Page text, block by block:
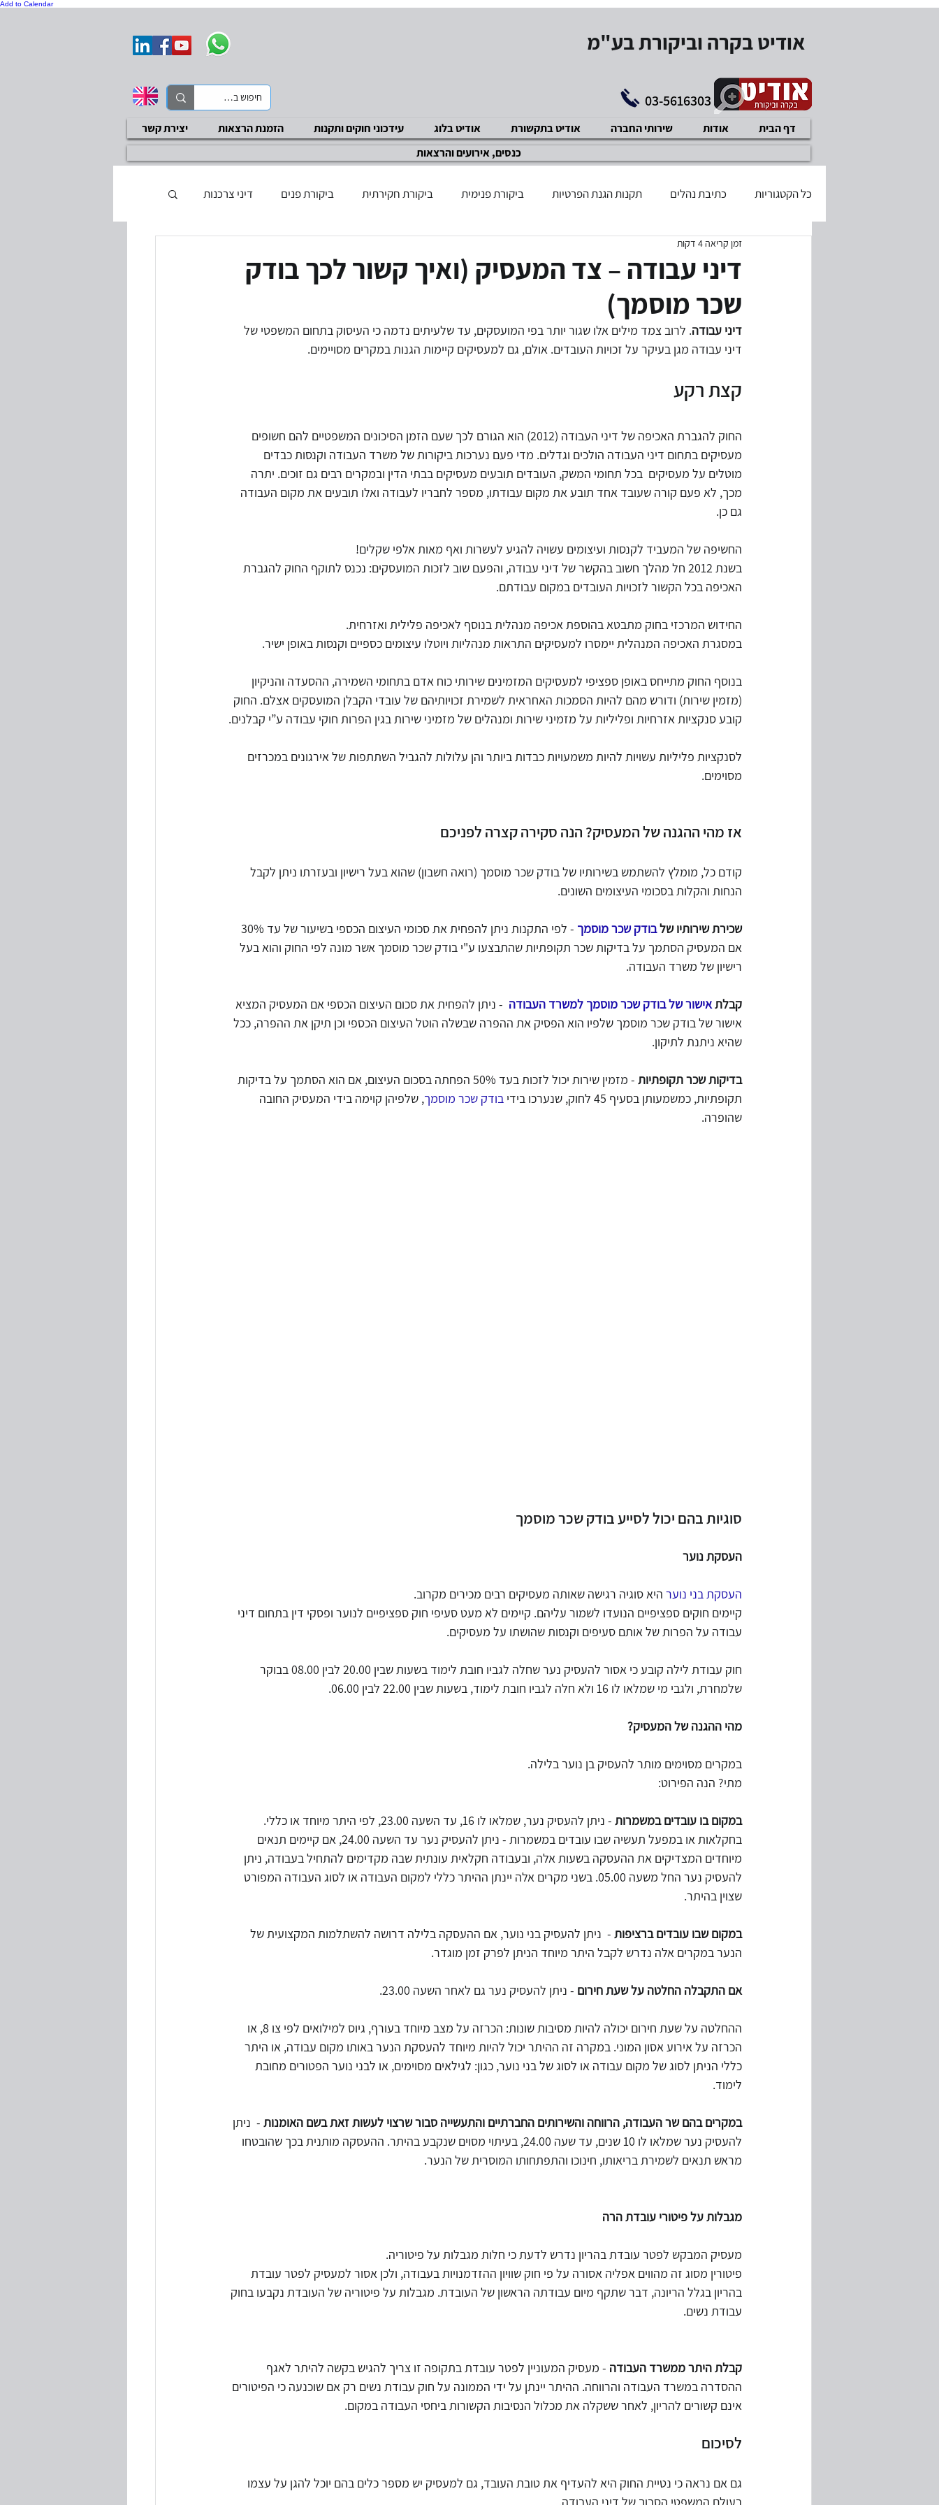
Add to Calendar
אודיט בקרה וביקורת בע"מ
03-5616303
דף הבית אודות שירותי החברה אודיט בתקשורת אודיט בלוג עידכוני חוקים ותקנות הזמנת הרצאות
יצירת קשר
כנסים, אירועים והרצאות
כל הקטגוריות כתיבת נהלים תקנות הגנת הפרטיות ביקורת פנימית ביקורת חקירתית ביקורת פנים דיני צרכנות
בודק שכר מוסמך דיני עבודה
תוכנית עיסקית איזון משאבים
ביקורת מערכות מידע מסחר אלקטרוני עורך דין דיני צרכנות
דיני עבודה – צד המעסיק (ואיך קשור לכך בודק
שכר מוסמך)
זמן קריאה 4 דקות
דיני עבודה. לרוב צמד מילים אלו שגור יותר בפי המועסקים, עד שלעיתים נדמה כי העיסוק בתחום המשפטי של
דיני עבודה מגן בעיקר על זכויות העובדים. אולם, גם למעסיקים קיימות הגנות במקרים מסויימים.
קצת רקע
החוק להגברת האכיפה של דיני העבודה (2012) הוא הגורם לכך שעם הזמן הסיכונים המשפטיים להם חשופים
מעסיקים בתחום דיני העבודה הולכים וגדלים. מדי פעם נערכות ביקורות של משרד העבודה וקנסות כבדים
מוטלים על מעסיקים  בכל תחומי המשק, העובדים תובעים מעסיקים בבתי הדין ובמקרים רבים גם זוכים. יתרה
מכך, לא פעם קורה שעובד אחד תובע את מקום עבודתו, מספר לחבריו לעבודה ואלו תובעים את מקום העבודה
גם כן.
החשיפה של המעביד לקנסות ועיצומים עשויה להגיע לעשרות ואף מאות אלפי שקלים!
בשנת 2012 חל מהלך חשוב בהקשר של דיני עבודה, והפעם שוב לזכות המועסקים: נכנס לתוקף החוק להגברת
האכיפה בכל הקשור לזכויות העובדים במקום עבודתם.
החידוש המרכזי בחוק מתבטא בהוספת אכיפה מנהלית בנוסף לאכיפה פלילית ואזרחית.
במסגרת האכיפה המנהלית יימסרו למעסיקים התראות מנהליות ויוטלו עיצומים כספיים וקנסות באופן ישיר.
בנוסף החוק מתייחס באופן ספציפי למעסיקים המזמינים שירותי כוח אדם בתחומי השמירה, ההסעדה והניקיון
(מזמין שירות) ודורש מהם להיות הסמכות האחראית לשמירת זכויותיהם של עובדי הקבלן המועסקים אצלם. החוק
קובע סנקציות אזרחיות ופליליות על מזמיני שירות ומנהלים של מזמיני שירות בגין הפרות חוקי עבודה ע”י קבלנים.
לסנקציות פליליות עשויות להיות משמעויות כבדות ביותר והן עלולות להגביל השתתפות של אירגונים במכרזים
מסוימים.
אז מהי ההגנה של המעסיק? הנה סקירה קצרה לפניכם
קודם כל, מומלץ להשתמש בשירותיו של בודק שכר מוסמך (רואה חשבון) שהוא בעל רישיון ובעזרתו ניתן לקבל
הנחות והקלות בסכומי העיצומים השונים.
שכירת שירותיו של בודק שכר מוסמך
אם המעסיק הסתמך על בדיקות שכר תקופתיות שהתבצעו ע"י בודק שכר מוסמך אשר מונה לפי החוק והוא בעל
רישיון של משרד העבודה.
קבלת אישור של בודק שכר מוסמך למשרד העבודה - ניתן להפחית את סכום העיצום הכספי אם המעסיק המציא
אישור של בודק שכר מוסמך שלפיו הוא הפסיק את ההפרה שבשלה הוטל העיצום הכספי וכן תיקן את ההפרה, ככל
שהיא ניתנת לתיקון.
בדיקות שכר תקופתיות
- מזמין שירות יכול לזכות בעד 50% הפחתה בסכום העיצום, אם הוא הסתמך על בדיקות
תקופתיות, כמשמעותן בסעיף 45 לחוק, שנערכו בידי
בודק שכר מוסמך, שלפיהן קוימה בידי המעסיק החובה
שהופרה.
סוגיות בהם יכול לסייע בודק שכר מוסמך
העסקת נוער
העסקת בני נוער היא סוגיה רגישה שאותה מעסיקים רבים מכירים מקרוב.
קיימים חוקים ספציפיים הנועדו לשמור עליהם. קיימים לא מעט סעיפי חוק ספציפיים לנוער ופסקי דין בתחום דיני
עבודה על הפרות של אותם סעיפים וקנסות שהושתו על מעסיקים.
חוק עבודת לילה קובע כי אסור להעסיק נער שחלה לגביו חובת לימוד בשעות שבין 20.00 לבין 08.00 בבוקר
שלמחרת, ולגבי מי שמלאו לו 16 ולא חלה לגביו חובת לימוד, בשעות שבין 22.00 לבין 06.00.
מהי ההגנה של המעסיק?
במקרים מסוימים מותר להעסיק בן נוער בלילה.
מתי? הנה הפירוט:
במקום בו עובדים במשמרות
- ניתן להעסיק נער, שמלאו לו 16, עד השעה 23.00, לפי היתר מיוחד או כללי.
בחקלאות או במפעל תעשיה שבו עובדים במשמרות - ניתן להעסיק נער עד השעה 24.00, אם קיימים תנאים
מיוחדים המצדיקים את ההעסקה בשעות אלה, ובעבודה חקלאית עונתית שבה מקדימים להתחיל בעבודה, ניתן
להעסיק נער החל משעה 05.00. בשני מקרים אלה יינתן ההיתר כללי למקום העבודה או לסוג העבודה המפורט
שצוין בהיתר.
במקום שבו עובדים ברציפות -  ניתן להעסיק בני נוער, אם ההעסקה בלילה דרושה להשתלמות המקצועית של
הנער במקרים אלה נדרש לקבל היתר מיוחד הניתן לפרק זמן מוגדר.
אם התקבלה החלטה על שעת חירום - ניתן להעסיק נער גם לאחר השעה 23.00.
ההחלטה על שעת חירום יכולה להיות מסיבות שונות: הכרזה על מצב מיוחד בעורף, גיוס למילואים לפי צו 8, או
הכרזה על אירוע אסון המוני. במקרה זה ההיתר יכול להיות מיוחד להעסקת הנער באותו מקום עבודה, או היתר
כללי הניתן לסוג של מקום עבודה או לסוג של בני נוער, כגון: לגילאים מסוימים, או לבני נוער הפטורים מחובת
לימוד.
במקרים בהם שר העבודה, הרווחה והשירותים החברתיים והתעשייה סבור שרצוי לעשות זאת בשם האומנות -  ניתן
להעסיק נער שמלאו לו 10 שנים, עד שעה 24.00, בעיתוי מסוים שנקבע בהיתר. ההעסקה מותנית בכך שהובטחו
מראש תנאים לשמירת בריאותו, חינוכו והתפתחותו המוסרית של הנער.
מגבלות על פיטורי עובדת הרה
מעסיק המבקש לפטר עובדת בהריון נדרש לדעת כי חלות מגבלות על פיטוריה.
פיטורין מסוג זה מהווים אפליה אסורה על פי חוק שוויון ההזדמנויות בעבודה, ולכן אסור למעסיק לפטר עובדת
בהריון בגלל הריונה, דבר שתקף מיום עבודתה הראשון של העובדת. מגבלות על פיטוריה של העובדת נקבעו בחוק
עבודת נשים.
קבלת היתר ממשרד העבודה - מעסיק המעוניין לפטר עובדת בתקופה זו צריך להגיש בקשה להיתר לאגף
ההסדרה במשרד העבודה והרווחה. ההיתר יינתן על ידי הממונה על חוק עבודת נשים רק אם שוכנעה כי הפיטורים
אינם קשורים להריון, לאחר ששקלה את מכלול הנסיבות הקשורות ביחסי העבודה במקום.
לסיכום
גם אם נראה כי נטיית החוק היא להעדיף את טובת העובד, גם למעסיק יש מספר כלים בהם יוכל להגן על עצמו